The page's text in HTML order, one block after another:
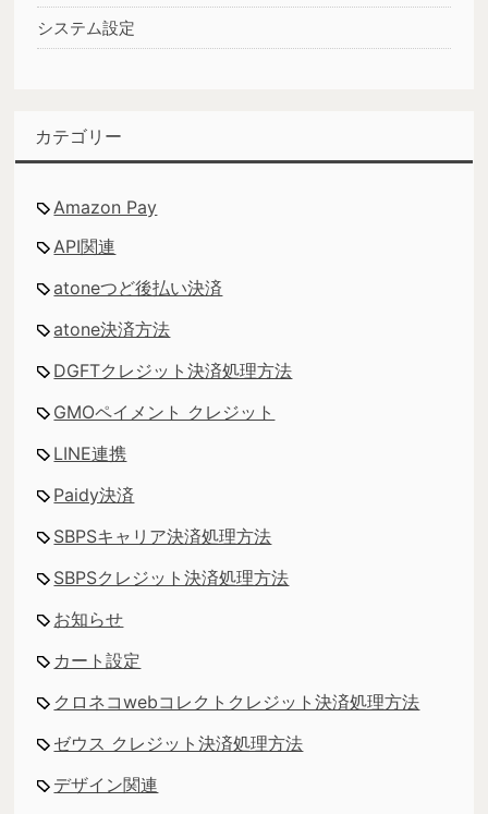
システム設定
カテゴリー
Amazon Pay
API関連
atoneつど後払い決済
atone決済方法
DGFTクレジット決済処理方法
GMOペイメント クレジット
LINE連携
Paidy決済
SBPSキャリア決済処理方法
SBPSクレジット決済処理方法
お知らせ
カート設定
クロネコwebコレクトクレジット決済処理方法
ゼウス クレジット決済処理方法
デザイン関連